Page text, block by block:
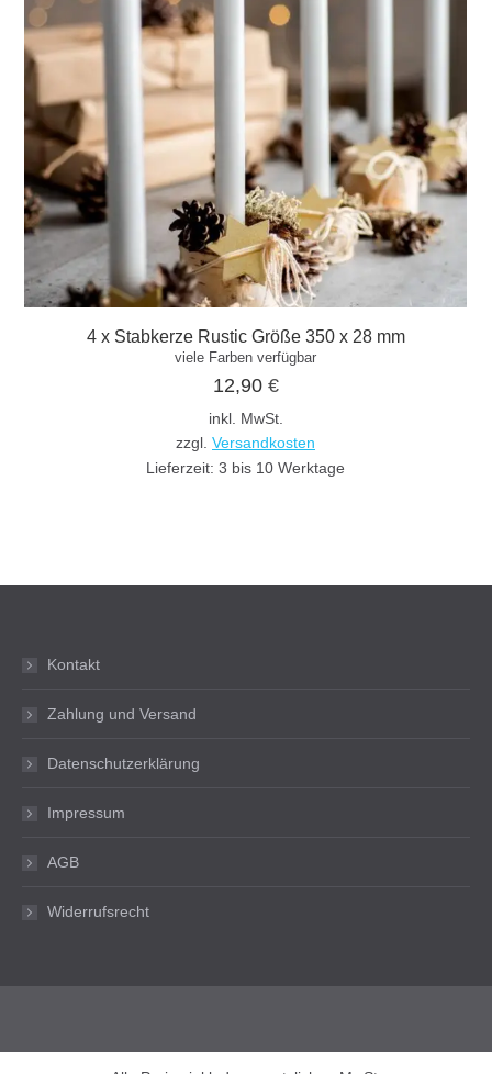
4 x Stabkerze Rustic Größe 350 x 28 mm
viele Farben verfügbar
12,90 €
inkl. MwSt.
zzgl. Versandkosten
Lieferzeit: 3 bis 10 Werktage
Kontakt
Zahlung und Versand
Datenschutzerklärung
Impressum
AGB
Widerrufsrecht